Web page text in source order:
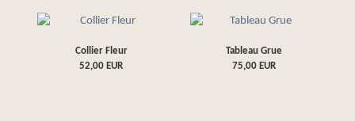
Collier Fleur
52,00 EUR
Tableau Grue
75,00 EUR